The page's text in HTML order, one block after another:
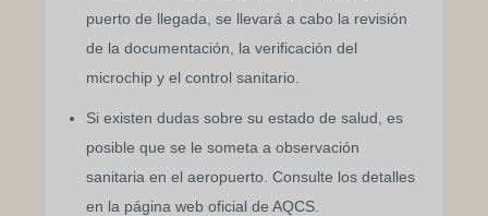
puerto de llegada, se llevará a cabo la revisión
de la documentación, la verificación del
microchip y el control sanitario.
Si existen dudas sobre su estado de salud, es
posible que se le someta a observación
sanitaria en el aeropuerto. Consulte los detalles
en la página web oficial de AQCS.